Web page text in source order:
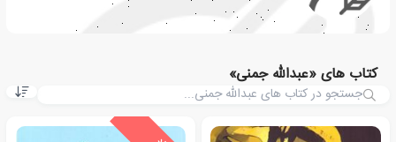
کتاب های «عبدالله جمنی»